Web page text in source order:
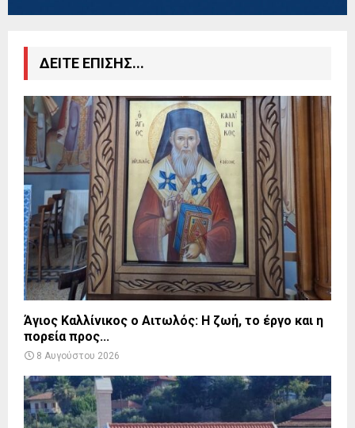
ΔΕΙΤΕ ΕΠΙΣΗΣ...
Άγιος Καλλίνικος ο Αιτωλός: Η ζωή, το έργο και η
πορεία προς...
8 Αυγούστου 2026